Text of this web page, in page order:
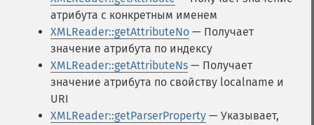
атрибута с конкретным именем
XMLReader::getAttributeNo — Получает
значение атрибута по индексу
XMLReader::getAttributeNs — Получает
значение атрибута по свойству localname и
URI
XMLReader::getParserProperty — Указывает,